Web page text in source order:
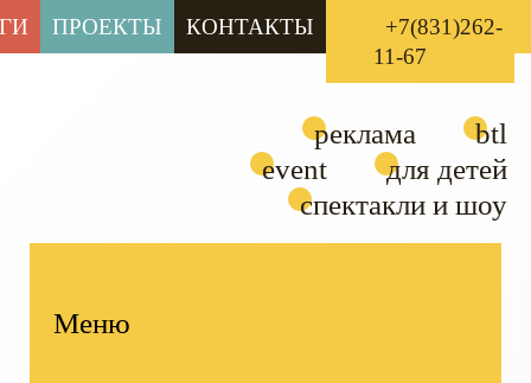
ПРОЕКТЫ КОНТАКТЫ
+7(831)262-
11-67
реклама
btl
event
для детей
спектакли и шоу
Меню